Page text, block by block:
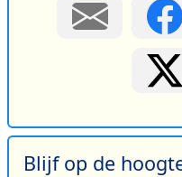
Blijf op de